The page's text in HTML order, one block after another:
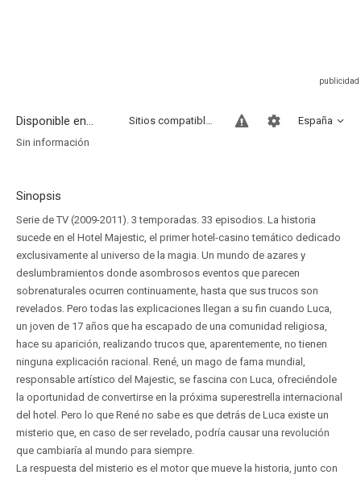
Disponible en... España
Sitios compatibles
Sin información
Sinopsis
Serie de TV (2009-2011). 3 temporadas. 33 episodios. La historia
sucede en el Hotel Majestic, el primer hotel-casino temático dedicado
exclusivamente al universo de la magia. Un mundo de azares y
deslumbramientos donde asombrosos eventos que parecen
sobrenaturales ocurren continuamente, hasta que sus trucos son
revelados. Pero todas las explicaciones llegan a su fin cuando Luca,
un joven de 17 años que ha escapado de una comunidad religiosa,
hace su aparición, realizando trucos que, aparentemente, no tienen
ninguna explicación racional. René, un mago de fama mundial,
responsable artístico del Majestic, se fascina con Luca, ofreciéndole
la oportunidad de convertirse en la próxima superestrella internacional
del hotel. Pero lo que René no sabe es que detrás de Luca existe un
misterio que, en caso de ser revelado, podría causar una revolución
que cambiaría al mundo para siempre.
La respuesta del misterio es el motor que mueve la historia, junto con